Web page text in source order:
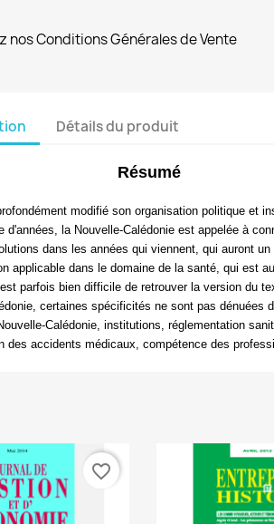
nos Conditions Générales de Vente
Détails du produit
Résumé
modifié son organisation politique et
d'années, la Nouvelle-Calédonie est appelée à
dans les années qui viennent, qui auront
applicable dans le domaine de la santé, qui est
parfois bien difficile de retrouver la version du
certaines spécificités ne sont pas dénuées
Calédonie, institutions, réglementation
des accidents médicaux, compétence des
favorite_border